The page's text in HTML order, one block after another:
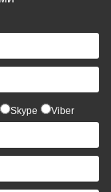
Skype Viber